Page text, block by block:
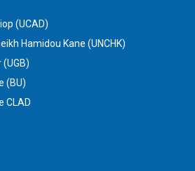
(UCAD)
Hamidou Kane (UNCHK)
(BU)
CLAD